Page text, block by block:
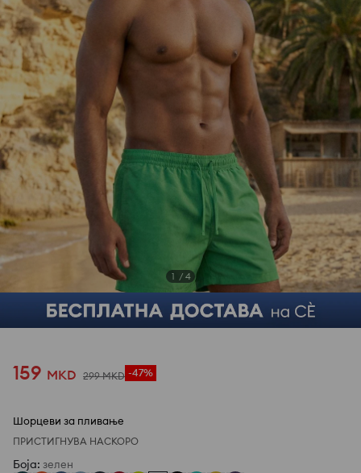
1 / 4
159 MKD 299 MKD -47%
Шорцеви за пливање
ПРИСТИГНУВА НАСКОРО
Боја: зелен